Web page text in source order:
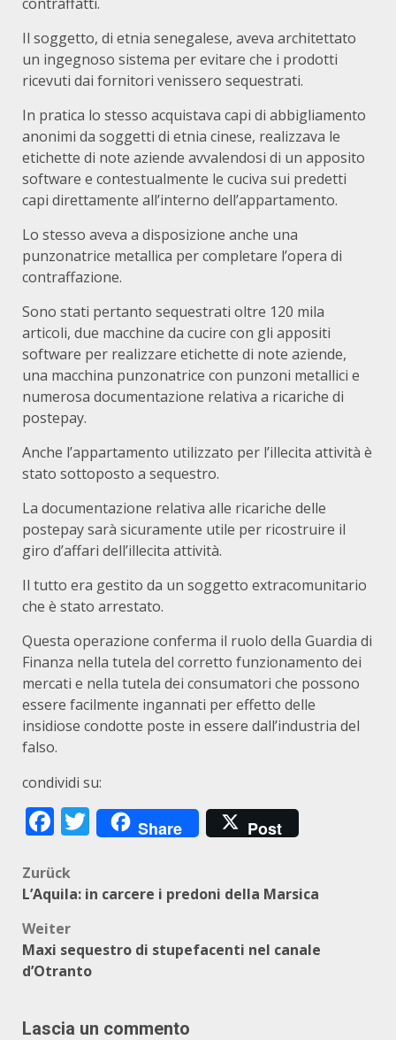
Il soggetto, di etnia senegalese, aveva architettato
un ingegnoso sistema per evitare che i prodotti
ricevuti dai fornitori venissero sequestrati.
In pratica lo stesso acquistava capi di abbigliamento
anonimi da soggetti di etnia cinese, realizzava le
etichette di note aziende avvalendosi di un apposito
software e contestualmente le cuciva sui predetti
capi direttamente all’interno dell’appartamento.
Lo stesso aveva a disposizione anche una
punzonatrice metallica per completare l’opera di
contraffazione.
Sono stati pertanto sequestrati oltre 120 mila
articoli, due macchine da cucire con gli appositi
software per realizzare etichette di note aziende,
una macchina punzonatrice con punzoni metallici e
numerosa documentazione relativa a ricariche di
postepay.
Anche l’appartamento utilizzato per l’illecita attività è
stato sottoposto a sequestro.
La documentazione relativa alle ricariche delle
postepay sarà sicuramente utile per ricostruire il
giro d’affari dell’illecita attività.
Il tutto era gestito da un soggetto extracomunitario
che è stato arrestato.
Questa operazione conferma il ruolo della Guardia di
Finanza nella tutela del corretto funzionamento dei
mercati e nella tutela dei consumatori che possono
essere facilmente ingannati per effetto delle
insidiose condotte poste in essere dall’industria del
falso.
condividi su:
Facebook
Twitter
Share Post
Beitragsnavigation
Zurück
L’Aquila: in carcere i predoni della Marsica
Weiter
Maxi sequestro di stupefacenti nel canale
d’Otranto
Lascia un commento